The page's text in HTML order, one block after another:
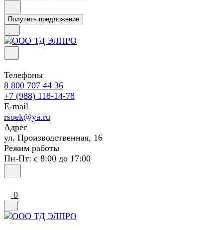
Получить предложение
Телефоны
8 800 707 44 36
+7 (988) 118-14-78
E-mail
rsoek@ya.ru
Адрес
ул. Производственная, 16
Режим работы
Пн-Пт: с 8:00 до 17:00
0